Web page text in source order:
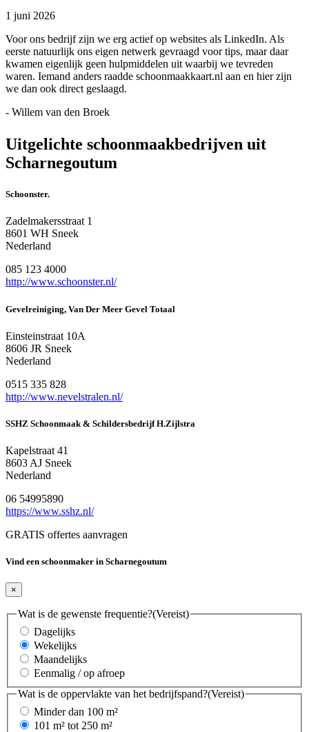
1 juni 2026
Voor ons bedrijf zijn we erg actief op websites als LinkedIn. Als
eerste natuurlijk ons eigen netwerk gevraagd voor tips, maar daar
kwamen eigenlijk geen hulpmiddelen uit waarbij we tevreden
waren. Iemand anders raadde schoonmaakkaart.nl aan en hier zijn
we dan ook direct geslaagd.
- Willem van den Broek
Uitgelichte schoonmaakbedrijven uit
Scharnegoutum
Schoonster.
Zadelmakersstraat 1
8601 WH Sneek
Nederland
085 123 4000
http://www.schoonster.nl/
Gevelreiniging, Van Der Meer Gevel Totaal
Einsteinstraat 10A
8606 JR Sneek
Nederland
0515 335 828
http://www.nevelstralen.nl/
SSHZ Schoonmaak & Schildersbedrijf H.Zijlstra
Kapelstraat 41
8603 AJ Sneek
Nederland
06 54995890
https://www.sshz.nl/
GRATIS offertes aanvragen
Vind een schoonmaker in Scharnegoutum
×
Wat is de gewenste frequentie?(Vereist)
Dagelijks
Wekelijks
Maandelijks
Eenmalig / op afroep
Wat is de oppervlakte van het bedrijfspand?(Vereist)
Minder dan 100 m²
101 m² tot 250 m²